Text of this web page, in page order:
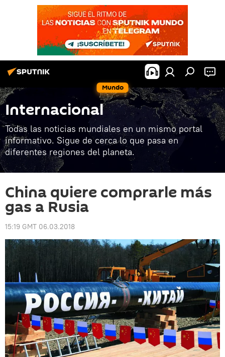
Mundo
Internacional
Todas las noticias mundiales en un mismo portal
informativo. Sigue de cerca lo que pasa en
diferentes regiones del planeta.
China quiere comprarle más
gas a Rusia
15:19 GMT 06.03.2018